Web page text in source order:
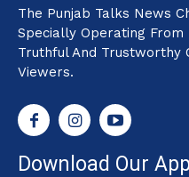
The Punjab Talks News
Specially Operating From
Truthful And Trustworthy
Viewers.
Download Our App